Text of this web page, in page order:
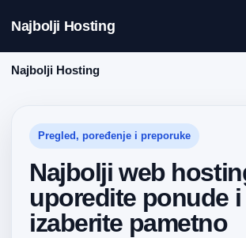
Najbolji Hosting
Najbolji Hosting
Pregled, poređenje i preporuke
Najbolji web
uporedite ponude i
izaberite pametno